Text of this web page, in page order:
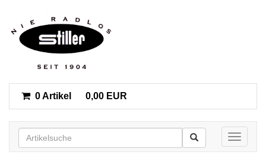
0 Artikel 0,00 EUR
Toggle